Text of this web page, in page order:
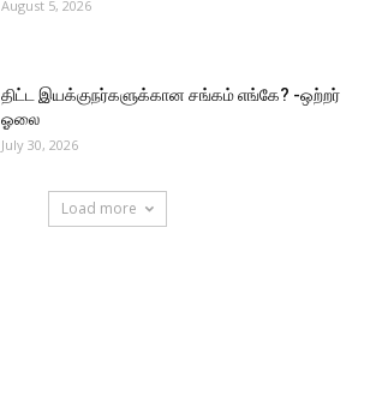
August 5, 2026
திட்ட இயக்குநர்களுக்கான சங்கம் எங்கே? -ஒற்றர்
ஓலை
July 30, 2026
Load more